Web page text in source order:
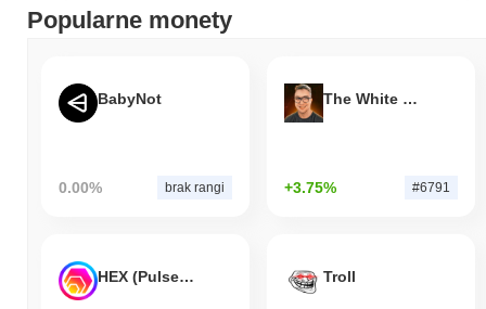
Popularne monety
BabyNot
0.00% brak rangi
The White Bull
+3.75% #6791
HEX (Pulsechain) Troll